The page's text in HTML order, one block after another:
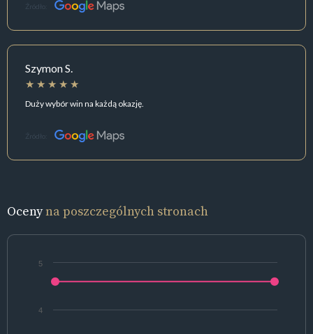
Źródło:
Szymon S.
Duży wybór win na każdą okazję.
Źródło:
Ocenyna poszczególnych stronach
4
5